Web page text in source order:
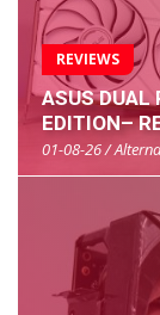
REVIEWS
ASUS DUAL
EDITION–
01-08-26 /